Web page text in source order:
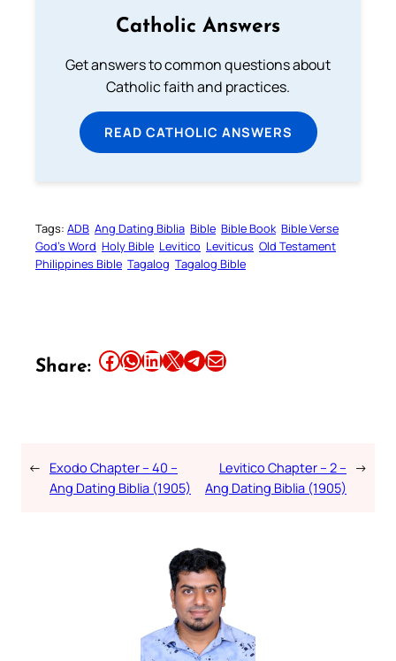
Catholic Answers
Get answers to common questions about
Catholic faith and practices.
READ CATHOLIC ANSWERS
Tags: ADB Ang Dating Biblia Bible Bible Book Bible Verse
God’s Word Holy Bible Levitico Leviticus Old Testament
Philippines Bible Tagalog Tagalog Bible
Share: Share this article on Facebook Share this article on WhatsApp Share this article on LinkedIn Share this article on X Share this article on TelegramEmail this Article
← Exodo Chapter – 40 –
Ang Dating Biblia (1905)
Levitico Chapter – 2 –
Ang Dating Biblia (1905)
→